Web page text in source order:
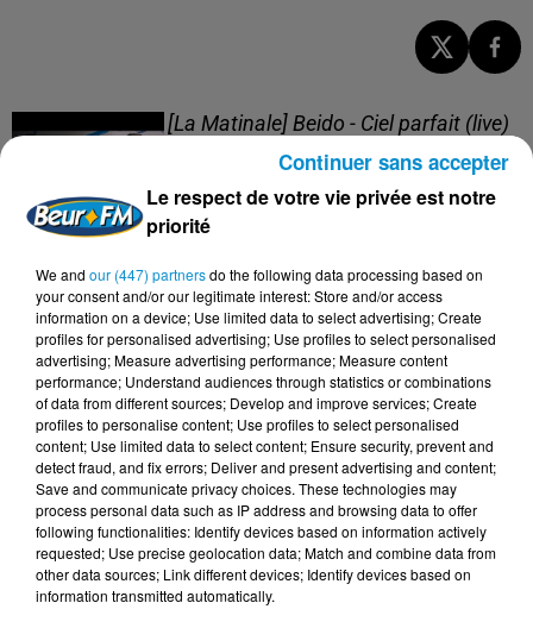
[La Matinale] Beido - Ciel parfait (live)
[La Matinale] Beido, un nouveau projet
en "Quatre saisons" !
[Happy Beur] Cheb Momo - Oxygène
(live)
[Happy Beur] Cheb Momo - Ndamt 3lik
Le respect de votre vie privée est notre
priorité
We and our (447) partnersdo the following data processing based on
your consent and/or our legitimate interest: Store and/or access
information on a device; Use limited data to select advertising; Create
profiles for personalised advertising; Use profiles to select personalised
advertising; Measure advertising performance; Measure content
performance; Understand audiences through statistics or combinations
of data from different sources; Develop and improve services; Create
profiles to personalise content; Use profiles to select personalised
content; Use limited data to select content; Ensure security, prevent and
detect fraud, and fix errors; Deliver and present advertising and content;
Save and communicate privacy choices. These technologies may
process personal data such as IP address and browsing data to offer
following functionalities: Identify devices based on information actively
requested; Use precise geolocation data; Match and combine data from
other data sources; Link different devices; Identify devices based on
information transmitted automatically.
Continuer sans accepter